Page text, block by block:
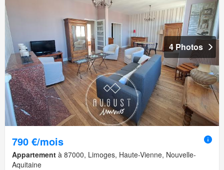
4 Photos
790 €/mois
Appartement à 87000, Limoges, Haute-Vienne, Nouvelle-
Aquitaine